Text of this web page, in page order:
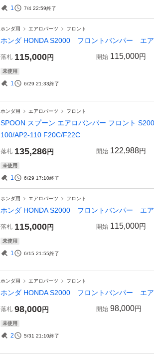
1 7/4 22:59終了
ホンダ用 エアロパーツ フロント
ホンダ HONDA S2000 フロントバンパー エ
落札 115,000円 開始 115,000円
未使用
1 6/29 21:33終了
ホンダ用 エアロパーツ フロント
SPOON スプーン エアロバンパー フロント
100/AP2-110 F20C/F22C
落札 135,286円 開始 122,988円
未使用
1 6/29 17:10終了
ホンダ用 エアロパーツ フロント
ホンダ HONDA S2000 フロントバンパー エ
落札 115,000円 開始 115,000円
未使用
1 6/15 21:55終了
ホンダ用 エアロパーツ フロント
ホンダ HONDA S2000 フロントバンパー エ
落札 98,000円 開始 98,000円
未使用
2 5/31 21:10終了